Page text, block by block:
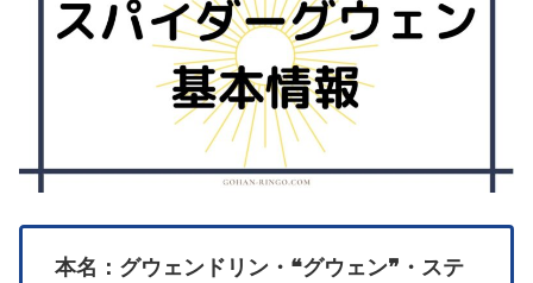
本名：グウェンドリン・❝グウェン❞・ステ